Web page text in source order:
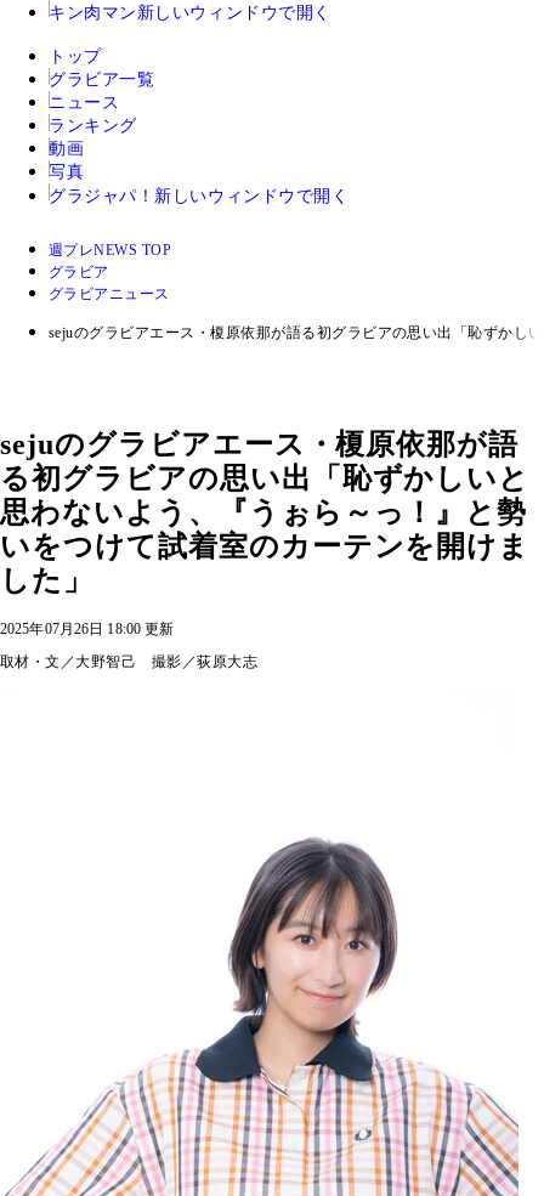
キン肉マン 新しいウィンドウで開く
トップ
グラビア一覧
ニュース
ランキング
動画
写真
グラジャパ！ 新しいウィンドウで開く
週プレNEWS TOP
グラビア
グラビアニュース
sejuのグラビアエース・榎原依那が語る初グラビアの思い出「恥ずか
sejuのグラビアエース・榎原依那が語
る初グラビアの思い出「恥ずかしいと
思わないよう、『うぉら～っ！』と勢
いをつけて試着室のカーテンを開けま
した」
2025年07月26日 18:00 更新
取材・文／大野智己 撮影／荻原大志